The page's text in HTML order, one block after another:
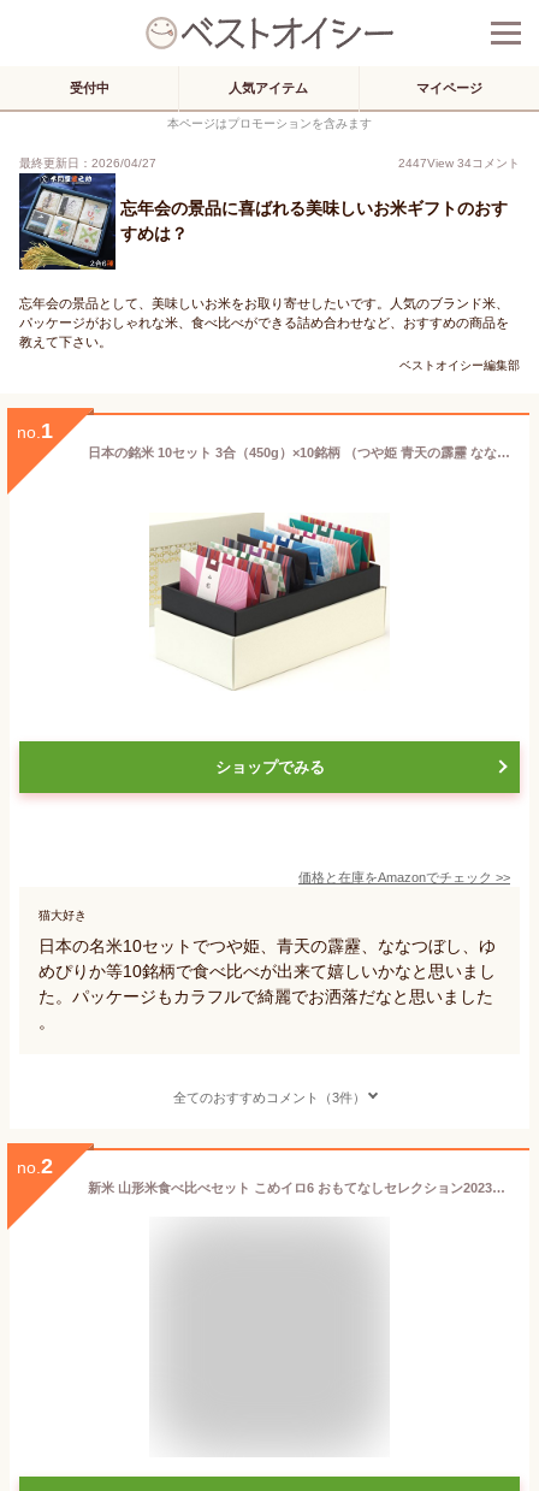
受付中 人気アイテム マイページ
本ページはプロモーションを含みます
最終更新日：2026/04/27 2447View 34コメント
忘年会の景品に喜ばれる美味しいお米ギフトのおす
すめは？
忘年会の景品として、美味しいお米をお取り寄せしたいです。人気のブランド米、
パッケージがおしゃれな米、食べ比べができる詰め合わせなど、おすすめの商品を
教えて下さい。
ベストオイシー編集部
no. 1
日本の銘米 10セット 3合（450g）×10銘柄 （つや姫 青天の霹靂 ななつぼし ゆめぴりか 他）
ショップでみる
価格と在庫をAmazonでチェック >>
猫大好き
日本の名米10セットでつや姫、青天の霹靂、ななつぼし、ゆ
めぴりか等10銘柄で食べ比べが出来て嬉しいかなと思いまし
た。パッケージもカラフルで綺麗でお洒落だなと思いました
。
全てのおすすめコメント（3件）
no. 2
新米 山形米食べ比べセット こめイロ6 おもてなしセレクション2023年受賞 つや姫 夢ごこち ミルキークイーン コシヒカリ はえぬき ひとめぼれ 6品種 450g×6袋 令和7年産